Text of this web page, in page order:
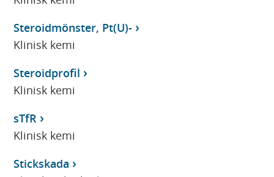
Steroidmönster, Pt(U)-
Klinisk kemi
Steroidprofil
Klinisk kemi
sTfR
Klinisk kemi
Stickskada